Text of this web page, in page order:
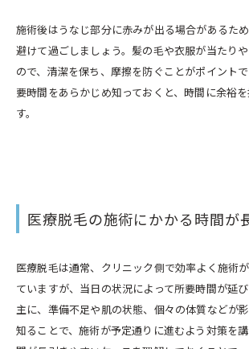
施術後はうなじ部分に赤みが出る場合があるた
避けて過ごしましょう。髪の毛や衣服が当たり
ので、清潔を保ち、摩擦を防ぐことがポイント
要時間をあらかじめ知っておくと、時間に余裕
す。
医療脱毛の施術にかかる時間が
医療脱毛は通常、クリニック側で効率よく施術
ていますが、当日の状況によって所要時間が延び
主に、準備不足や肌の状態、個々の体質などが
知ることで、施術が予定通りに進むよう対策を